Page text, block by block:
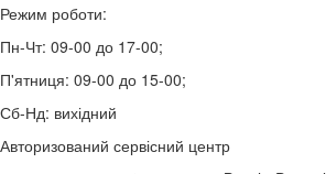
Режим роботи:
Пн-Чт: 09-00 до 17-00;
П'ятниця: 09-00 до 15-00;
Сб-Нд: вихідний
Авторизований сервісний центр